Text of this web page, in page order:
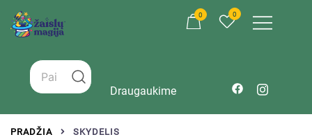
0 0
Draugaukime
PRADŽIA SKYDELIS